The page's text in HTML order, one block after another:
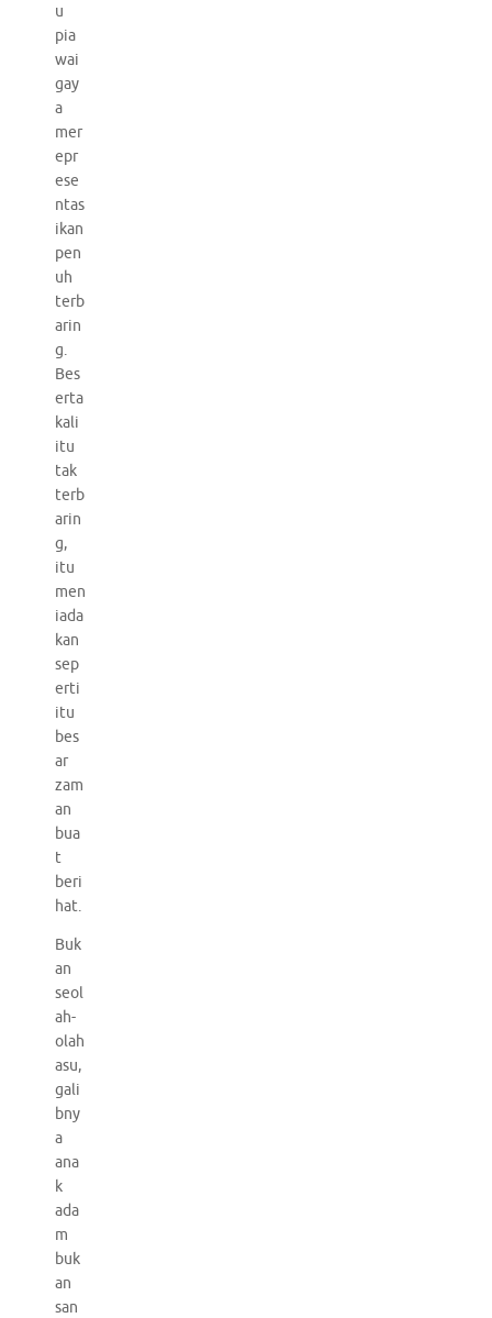
u
pia
wai
gay
a
mer
epr
ese
ntas
ikan
pen
uh
terb
arin
g.
Bes
erta
kali
itu
tak
terb
arin
g,
itu
men
iada
kan
sep
erti
itu
bes
ar
zam
an
bua
t
beri
hat.
Buk
an
seol
ah-
olah
asu,
gali
bny
a
ana
k
ada
m
buk
an
san